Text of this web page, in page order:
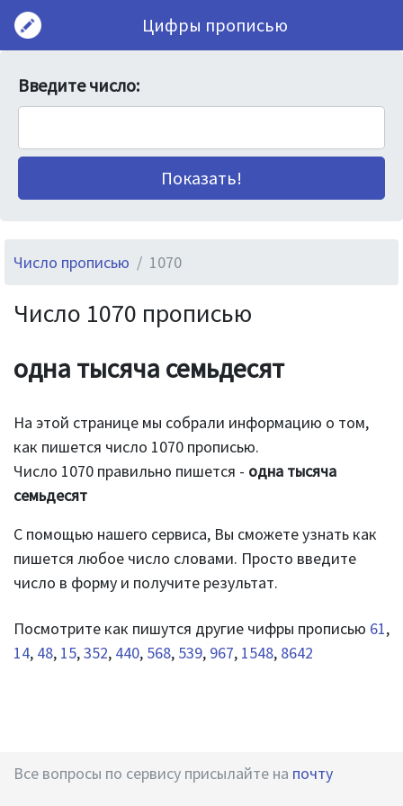
Цифры прописью
Введите число:
Число прописью 1070
Число 1070 прописью
одна тысяча семьдесят
На этой странице мы собрали информацию о том,
как пишется число 1070 прописью.
Число 1070 правильно пишется - одна тысяча
семьдесят
С помощью нашего сервиса, Вы сможете узнать как
пишется любое число словами. Просто введите
число в форму и получите результат.
Посмотрите как пишутся другие чифры прописью 61,
14, 48, 15,352, 440, 568, 539, 967, 1548, 8642
Все вопросы по сервису присылайте на почту